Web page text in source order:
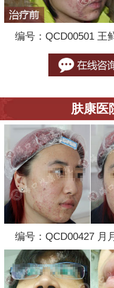
编号：QCD00501 王
肤康医
编号：QCD00427 月